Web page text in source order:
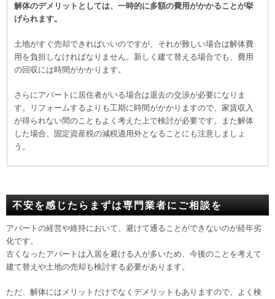
解体のデメリットとしては、一時的に多額の費用がかかることが挙
げられます。
土地がすぐ売却できればいいのですが、それが難しい場合は解体費
用を負担しなければなりません。新しく建て替える場合でも、費用
の回収には時間がかかります。
さらにアパートに居住者がいる場合は退去の交渉が必要になりま
す。リフォームするよりも工期に時間がかかりますので、家賃収入
が得られない間のこともよく考えた上で検討が必要です。また解体
した場合、固定資産税の減税適用外となることにも注意しましょ
う。
不安を感じたらまずは専門業者にご相談を
アパートの経営や維持において、避けて通ることができないのが経年劣
化です。
古くなったアパートは入居を避ける人が多いため、今後のことを考えて
建て替えや土地の売却も検討する必要があります。
ただ、解体にはメリットだけでなくデメリットもありますので、よく検